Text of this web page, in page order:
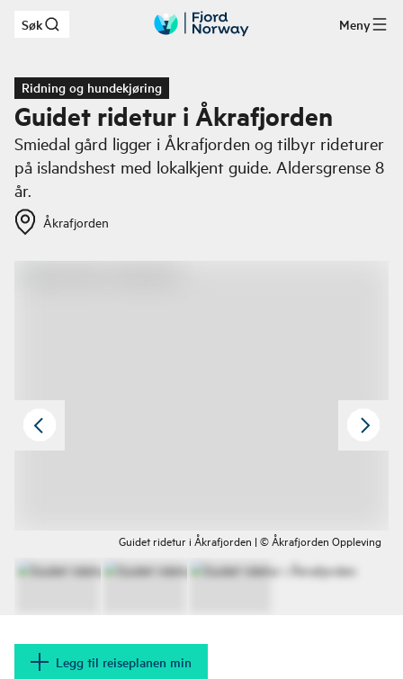
Hopp til hovedinnhold
Søk Meny
Ridning og hundekjøring
Guidet ridetur i Åkrafjorden
Smiedal gård ligger i Åkrafjorden og tilbyr rideturer
på islandshest med lokalkjent guide. Aldersgrense 8
år.
Åkrafjorden
Guidet ridetur i Åkrafjorden | © Åkrafjorden Oppleving
Legg til reiseplanen min